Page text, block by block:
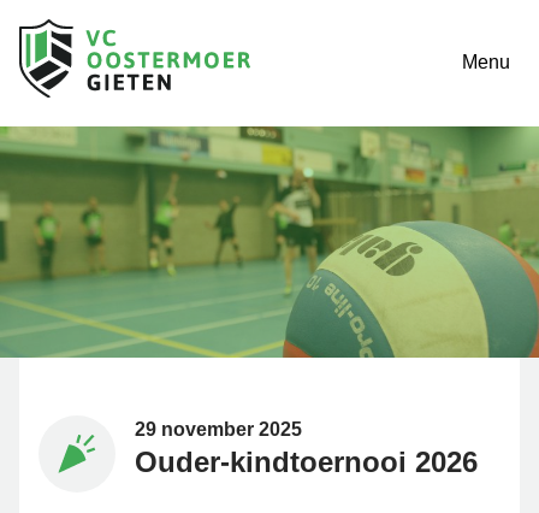
Menu
29 november 2025
Ouder-kindtoernooi 2026